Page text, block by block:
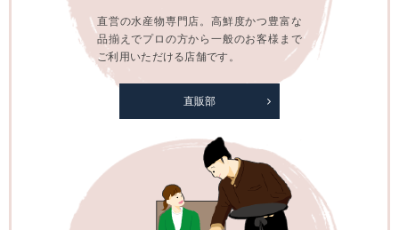
直営の水産物専門店。高鮮度かつ豊富な
品揃えでプロの方から一般のお客様まで
ご利用いただける店舗です。
直販部